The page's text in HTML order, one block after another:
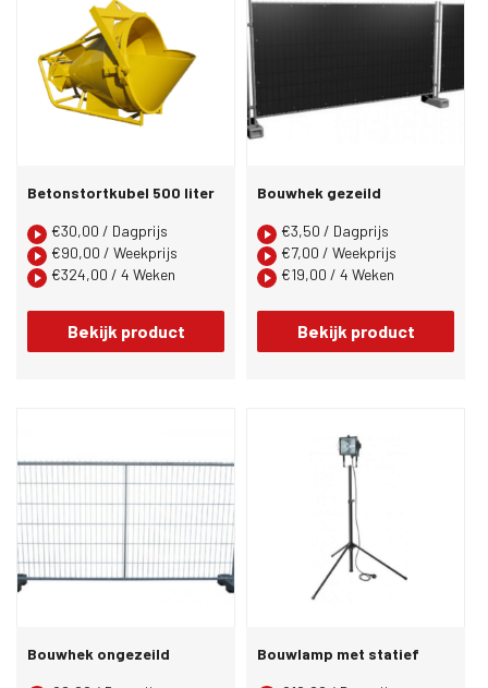
Betonstortkubel 500 liter
€30,00 / Dagprijs
€90,00 / Weekprijs
€324,00 / 4 Weken
Bekijk product
Bouwhek gezeild
€3,50 / Dagprijs
€7,00 / Weekprijs
€19,00 / 4 Weken
Bekijk product
Bouwhek ongezeild Bouwlamp met statief